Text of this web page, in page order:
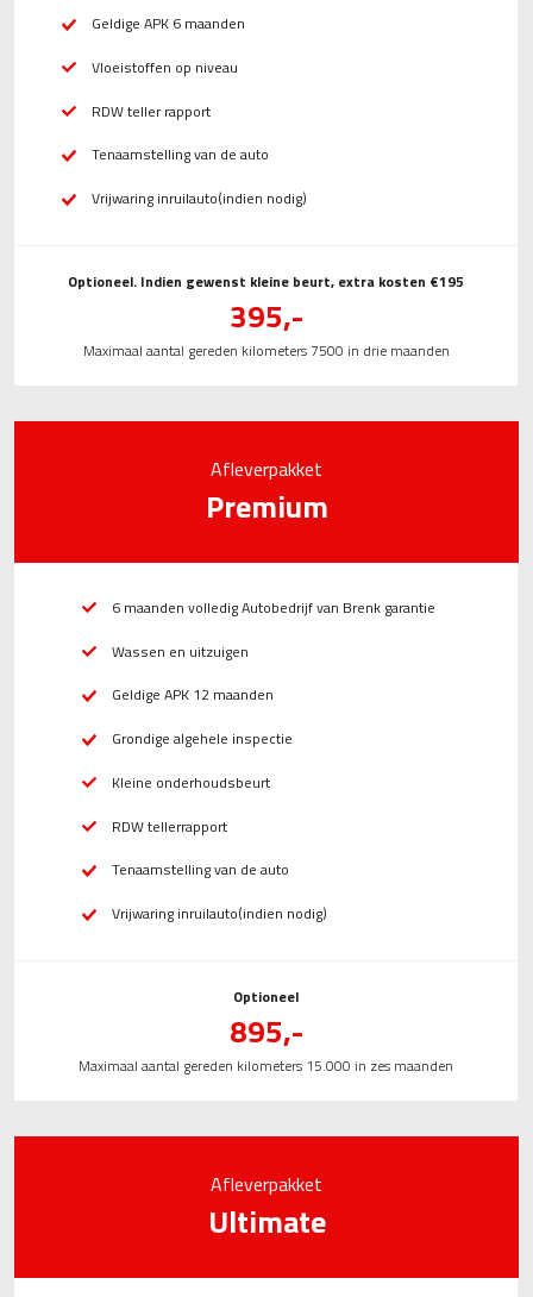
Geldige APK 6 maanden
Vloeistoffen op niveau
RDW teller rapport
Tenaamstelling van de auto
Vrijwaring inruilauto(indien nodig)
Optioneel. Indien gewenst kleine beurt, extra kosten €195
395,-
Maximaal aantal gereden kilometers 7500 in drie maanden
Afleverpakket
Premium
6 maanden volledig Autobedrijf van Brenk garantie
Wassen en uitzuigen
Geldige APK 12 maanden
Grondige algehele inspectie
Kleine onderhoudsbeurt
RDW tellerrapport
Tenaamstelling van de auto
Vrijwaring inruilauto(indien nodig)
Optioneel
895,-
Maximaal aantal gereden kilometers 15.000 in zes maanden
Afleverpakket
Ultimate